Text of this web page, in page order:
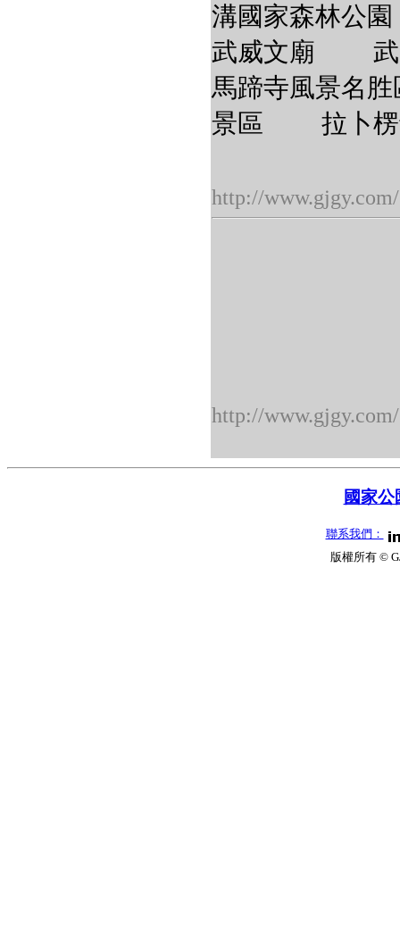
溝國家森林
武威文廟
馬蹄寺風景
景區 拉卜楞
http://www.gjgy.com/
http://www.gjgy.com/
國家
聯系我們：
版權所有 ©